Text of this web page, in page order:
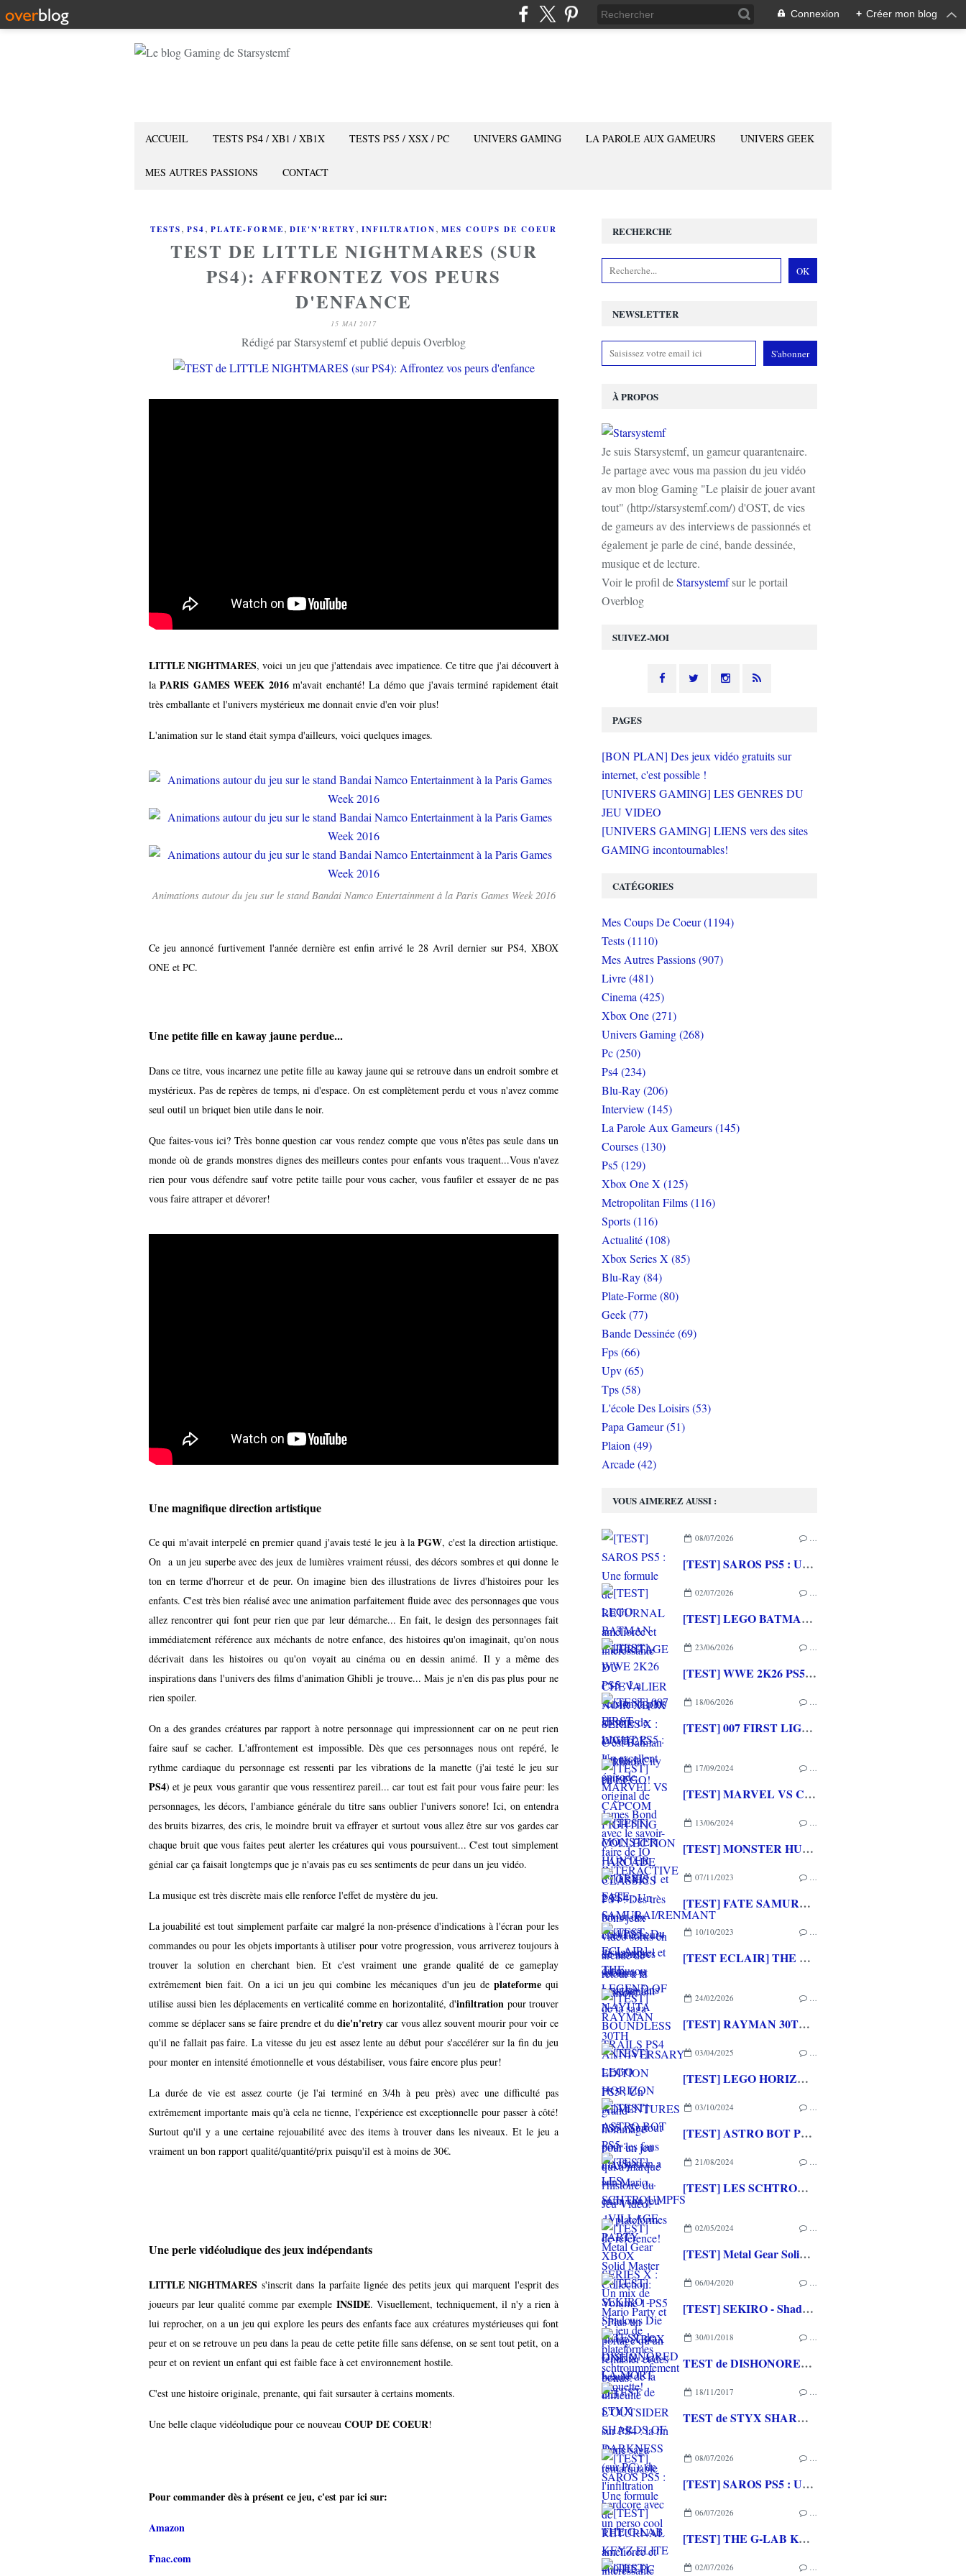
Connexion + Créer mon blog
ACCUEIL TESTS PS4 / XB1 / XB1X TESTS PS5 / XSX / PC UNIVERS GAMING LA PAROLE AUX GAMEURS UNIVERS GEEK
MES AUTRES PASSIONS CONTACT
TESTS, PS4, PLATE-FORME, DIE'N'RETRY, INFILTRATION, MES COUPS DE COEUR
TEST DE LITTLE NIGHTMARES (SUR
PS4): AFFRONTEZ VOS PEURS
D'ENFANCE
15 MAI 2017
Rédigé par Starsystemf et publié depuis Overblog
LITTLE NIGHTMARES, voici un jeu que j'attendais avec impatience. Ce titre que j'ai découvert à
laPARIS GAMES WEEK 2016m'avait enchanté! La démo que j'avais terminé rapidement était
très emballante et l'univers mystérieux me donnait envie d'en voir plus!
L'animation sur le stand était sympa d'ailleurs, voici quelques images.
Animations autour du jeu sur le stand Bandai Namco Entertainment à la Paris Games Week 2016
Ce jeu annoncé furtivement l'année dernière est enfin arrivé le 28 Avril dernier sur PS4, XBOX
ONE et PC.
Une petite fille en kaway jaune perdue...
Dans ce titre, vous incarnez une petite fille au kaway jaune qui se retrouve dans un endroit sombre et
mystérieux. Pas de repères de temps, ni d'espace. On est complètement perdu et vous n'avez comme
seul outil un briquet bien utile dans le noir.
Que faites-vous ici? Très bonne question car vous rendez compte que vous n'êtes pas seule dans un
monde où de grands monstres dignes des meilleurs contes pour enfants vous traquent...Vous n'avez
rien pour vous défendre sauf votre petite taille pour vous cacher, vous faufiler et essayer de ne pas
vous faire attraper et dévorer!
Une magnifique direction artistique
Ce qui m'avait interpelé en premier quand j'avais testé le jeu à laPGW, c'est la direction artistique.
On a un jeu superbe avec des jeux de lumières vraiment réussi, des décors sombres et qui donne le
ton en terme d'horreur et de peur. On imagine bien des illustrations de livres d'histoires pour les
enfants. C'est très bien réalisé avec une animation parfaitement fluide avec des personnages que vous
allez rencontrer qui font peur rien que par leur démarche... En fait, le design des personnages fait
immédiatement référence aux méchants de notre enfance, des histoires qu'on imaginait, qu'on nous
décrivait dans les histoires ou qu'on voyait au cinéma ou en dessin animé. Il y a même des
inspirations dans l'univers des films d'animation Ghibli je trouve... Mais je n'en dis pas plus pour ne
rien spoiler.
On a des grandes créatures par rapport à notre personnage qui impressionnent car on ne peut rien
faire sauf se cacher. L'affrontement est impossible. Dès que ces personnages nous ont repéré, le
rythme cardiaque du personnage est ressenti par les vibrations de la manette (j'ai testé le jeu sur
PS4) et je peux vous garantir que vous ressentirez pareil... car tout est fait pour vous faire peur: les
personnages, les décors, l'ambiance générale du titre sans oublier l'univers sonore! Ici, on entendra
des bruits bizarres, des cris, le moindre bruit va effrayer et surtout vous allez être sur vos gardes car
chaque bruit que vous faites peut alerter les créatures qui vous poursuivent... C'est tout simplement
génial car ça faisait longtemps que je n'avais pas eu ses sentiments de peur dans un jeu vidéo.
La musique est très discrète mais elle renforce l'effet de mystère du jeu.
La jouabilité est tout simplement parfaite car malgré la non-présence d'indications à l'écran pour les
commandes ou pour les objets importants à utiliser pour votre progression, vous arriverez toujours à
trouver la solution en cherchant bien. Et c'est vraiment une grande qualité de ce gameplay
extrêmement bien fait. On a ici un jeu qui combine les mécaniques d'un jeu de plateformequi
utilise aussi bien les déplacements en verticalité comme en horizontalité, d'infiltration pour trouver
comme se déplacer sans se faire prendre et du die'n'retry car vous allez souvent mourir pour voir ce
qu'il ne fallait pas faire. La vitesse du jeu est assez lente au début pour s'accélérer sur la fin du jeu
pour monter en intensité émotionnelle et vous déstabiliser, vous faire encore plus peur!
La durée de vie est assez courte (je l'ai terminé en 3/4h à peu près) avec une difficulté pas
extrêmement importante mais qu'à cela ne tienne, l'expérience est exceptionnelle pour passer à côté!
Surtout qu'il y a une certaine rejouabilité avec des items à trouver dans les niveaux. Et le jeu a
vraiment un bon rapport qualité/quantité/prix puisqu'il est à moins de 30€.
Une perle vidéoludique des jeux indépendants
LITTLE NIGHTMARES s'inscrit dans la parfaite lignée des petits jeux qui marquent l'esprit des
joueurs par leur qualité comme par exemple INSIDE. Visuellement, techniquement, il n'y a rien à
lui reprocher, on a un jeu qui explore les peurs des enfants face aux créatures mystérieuses qui font
peur et on se retrouve un peu dans la peau de cette petite fille sans défense, on se sent tout petit, on a
peur et on revient un enfant qui est faible face à cet environnement hostile.
C'est une histoire originale, prenante, qui fait sursauter à certains moments.
Une belle claque vidéoludique pour ce nouveau COUP DE COEUR!
Pour commander dès à présent ce jeu, c'est par ici sur:
Amazon
Fnac.com
NEWSLETTER
SUIVEZ-MOI
RECHERCHE
À PROPOS
Je suis Starsystemf, un gameur quarantenaire.
Je partage avec vous ma passion du jeu vidéo
av mon blog Gaming "Le plaisir de jouer avant
tout" (http://starsystemf.com/) d'OST, de vies
de gameurs av des interviews de passionnés et
également je parle de ciné, bande dessinée,
musique et de lecture.
Voir le profil deStarsystemfsur le portail
Overblog
VOUS AIMEREZ AUSSI :
08/07/2026 …
[TEST] SAROS PS5 : Une formule de RETURNAL améliorée et interessante
02/07/2026 …
[TEST] LEGO BATMAN L'HERITAGE DU CHEVALIER NOIR XBOX SERIES X : C'est Batman Arkham City en LEGO!
23/06/2026 …
[TEST] WWE 2K26 PS5 : La version la plus aboutie de WWE 2K depuis la pause
18/06/2026 …
[TEST] 007 FIRST LIGHT PS5 : Un excellent épisode original de James Bond avec le savoir-faire de IO INTERACTIVE
17/09/2024 …
[TEST] MARVEL VS CAPCOM FIGHTING COLLECTION : ARCADE CLASSICS PS4 : Des très bons jeux vidéo sortis en arcade de retour à la maison!
13/06/2024 …
[TEST] MONSTER HUNTER STORIES 1 et 2 PS4 : Un retour des chevaucheurs de monstres sublime et passionnant
07/11/2023 …
[TEST] FATE SAMURAI/RENMANT PS4/PS5 : Du visual novel et du musou pour les fans de la saga
10/10/2023 …
[TEST ECLAIR] THE LEGEND OF NAYUTA BOUNDLESS TRAILS PS4
24/02/2026 …
[TEST] RAYMAN 30TH ANNIVERSARY EDITION PS5 : Un grand hommage pour un jeu qui a marqué l'histoire du Jeu Vidéo!
03/04/2025 …
[TEST] LEGO HORIZON ADVENTURES PS5 : Surtout pour les fans d'Aloy
03/10/2024 …
[TEST] ASTRO BOT PS5 : PlayStation a son Mario... enfin son jeu de plateformes de référence!
21/08/2024 …
[TEST] LES SCHTROUMPFS - VILLAGE PARTY XBOX SERIES X : Un mix de Mario Party et de jeu de plateformes schtroumpfement chouette!
02/05/2024 …
[TEST] Metal Gear Solid Master Collection: Volume 1 PS5 : Plus un portage qu'un remaster et des bonus!
06/04/2020 …
[TEST] SEKIRO - Shadows Die Twice XBOX ONE X : la beauté de la difficulté
30/01/2018 …
TEST de DISHONORED LA MORT DE L'OUTSIDER sur PS4 : la fin d'une saga remarquable
18/11/2017 …
TEST de STYX SHARDS OF DARKNESS (sur PC): de l'infiltration hardcore avec un perso cool
08/07/2026 …
[TEST] SAROS PS5 : Une formule de RETURNAL améliorée et interessante
06/07/2026 …
[TEST] THE G-LAB KEYZ ELITE 400 HE PC
02/07/2026 …
PAGES
[BON PLAN] Des jeux vidéo gratuits sur
internet, c'est possible !
[UNIVERS GAMING] LES GENRES DU
JEU VIDEO
[UNIVERS GAMING] LIENS vers des sites
GAMING incontournables!
CATÉGORIES
Mes Coups De Coeur (1194)
Tests (1110)
Mes Autres Passions (907)
Livre (481)
Cinema (425)
Xbox One (271)
Univers Gaming (268)
Pc (250)
Ps4 (234)
Blu-Ray (206)
Interview (145)
La Parole Aux Gameurs (145)
Courses (130)
Ps5 (129)
Xbox One X (125)
Metropolitan Films (116)
Sports (116)
Actualité (108)
Xbox Series X (85)
Blu-Ray (84)
Plate-Forme (80)
Geek (77)
Bande Dessinée (69)
Fps (66)
Upv (65)
Tps (58)
L'école Des Loisirs (53)
Papa Gameur (51)
Plaion (49)
Arcade (42)